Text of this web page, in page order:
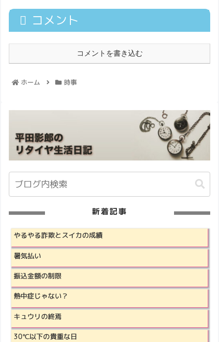
コメント
コメントを書き込む
ホーム 時事
新着記事
やるやる詐欺とスイカの成績
暑気払い
振込金額の制限
熱中症じゃない？
キュウリの終焉
30℃以下の貴重な日